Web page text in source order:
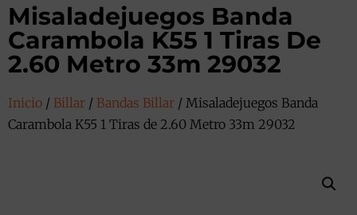
Misaladejuegos Banda
Carambola K55 1 Tiras De
2.60 Metro 33m 29032
Inicio / Billar / Bandas Billar / Misaladejuegos Banda
Carambola K55 1 Tiras de 2.60 Metro 33m 29032